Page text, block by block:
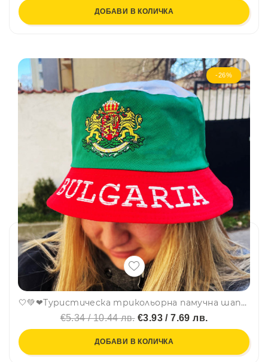
ДОБАВИ В КОЛИЧКА
-26%
🤍💚❤Туристическа трикольорна памучна шапка България с бродиран герб , знаме
€5.34 / 10.44 лв.€3.93 / 7.69 лв.
ДОБАВИ В КОЛИЧКА